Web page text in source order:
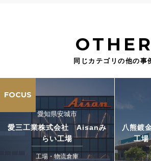
OTHER
同じカテゴリの他の事
FOCUS
愛知県安城市
愛三工業株式会社 Aisanみ
らい工場
工場・物流倉庫
八熊鍍
工